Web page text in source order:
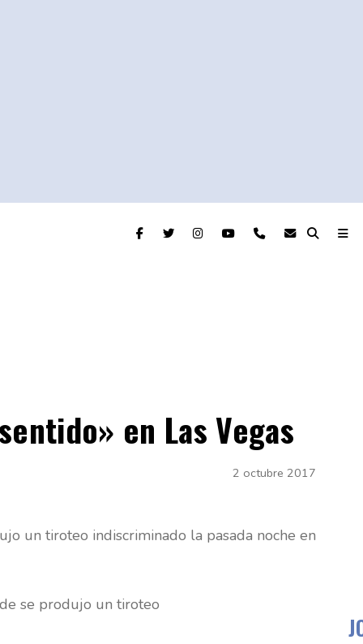
en Las Vegas
2 octubre 2017
un tiroteo indiscriminado la pasada noche en
se produjo un tiroteo